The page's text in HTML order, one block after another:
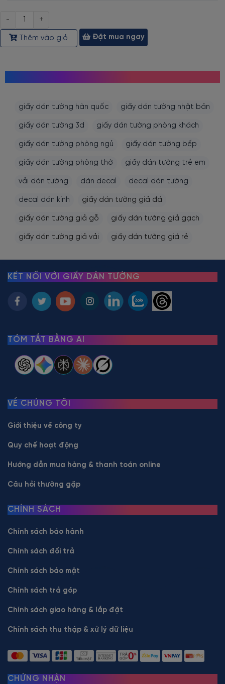
Số
lượng
Thêm vào giỏ
Đặt mua ngay
giấy dán tường hàn quốc giấy dán tường nhật bản
giấy dán tường 3d giấy dán tường phòng khách
giấy dán tường phòng ngủ giấy dán tường bếp
giấy dán tường phòng thờ giấy dán tường trẻ em
vải dán tường dán decal decal dán tường
decal dán kính giấy dán tường giả đá
giấy dán tường giả gỗ giấy dán tường giả gạch
giấy dán tường giả vải giấy dán tường giá rẻ
KẾT NỐI VỚI GIẤY DÁN TƯỜNG
TÓM TẮT BẰNG AI
VỀ CHÚNG TÔI
Giới thiệu về công ty
Quy chế hoạt động
Hướng dẫn mua hàng & thanh toán online
Câu hỏi thường gặp
CHÍNH SÁCH
Chính sách bảo hành
Chính sách đổi trả
Chính sách bảo mật
Chính sách trả góp
Chính sách giao hàng & lắp đặt
Chính sách thu thập & xử lý dữ liệu
CHỨNG NHẬN